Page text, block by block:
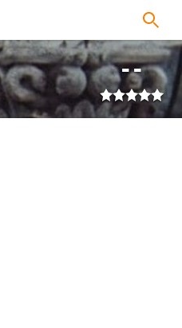
--